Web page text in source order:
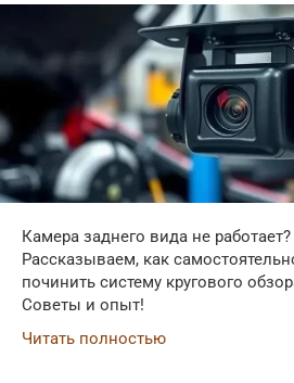
Камера заднего вида не
Рассказываем, как
починить систему кругового
Советы и опыт!
Читать полностью